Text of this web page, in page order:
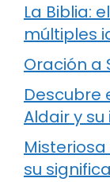
La Biblia:
múltiples
Oración a
Descubre
Aldair y
su